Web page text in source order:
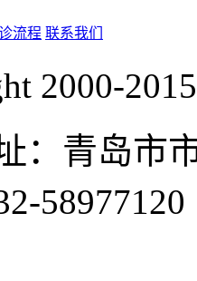
流程 联系我们
2000-
：青岛市
58977120